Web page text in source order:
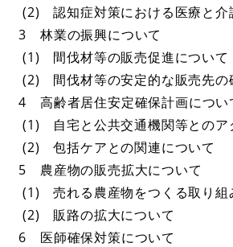
(2) 認知症対策における医療と介
3 林業の振興について
(1) 間伐材等の販売促進について
(2) 間伐材等の安定的な販売先の
4 高齢者居住安定確保計画につい
(1) 自宅と公共交通機関等とのア
(2) 包括ケアとの関連について
5 農産物の販売拡大について
(1) 売れる農産物をつくる取り組
(2) 販路の拡大について
6 医師確保対策について